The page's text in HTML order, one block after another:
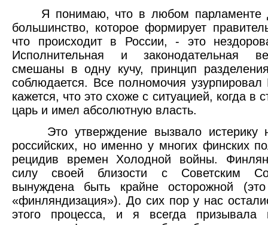
Я понимаю, что в любом парламенте
большинство, которое формирует
что происходит в России, - это
Исполнительная и законодательная
смешаны в одну кучу, принцип
соблюдается. Все полномочия
кажется, что это схоже с ситуацией, когда в
царь и имел абсолютную власть.
Это утверждение вызвало истерику
российских, но именно у многих финских
рецидив времен Холодной войны.
силу своей близости с Советским
вынуждена быть крайне осторожной
«финляндизация»). До сих пор у нас
этого процесса, и я всегда призывала